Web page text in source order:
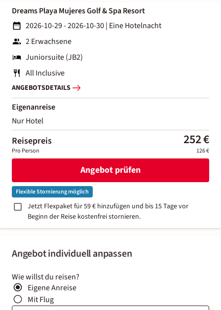
Angebot individuell anpassen
Wie willst du reisen?
Eigene Anreise
Mit Flug
Dreams Playa Mujeres Golf & Spa Resort
2026-10-29 - 2026-10-30| Eine Hotelnacht
2 Erwachsene
Juniorsuite (JB2)
All Inclusive
ANGEBOTSDETAILS
Eigenanreise
Nur Hotel
Reisepreis 252 €
Pro Person 126 €
Angebot prüfen
Flexible Stornierung möglich
Jetzt Flexpaket für 59 € hinzufügen und bis 15 Tage vor
Beginn der Reise kostenfrei stornieren.